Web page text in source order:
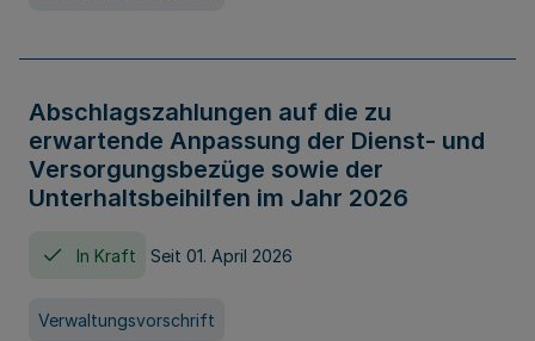
Abschlagszahlungen auf die zu
erwartende Anpassung der Dienst- und
Versorgungsbezüge sowie der
Unterhaltsbeihilfen im Jahr 2026
In Kraft Seit 01. April 2026
Verwaltungsvorschrift